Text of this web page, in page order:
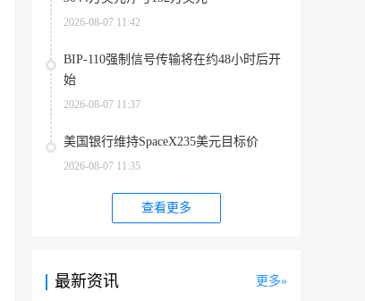
2026-08-07 11:42
BIP-110强制信号传输将在约48小时后开
始
2026-08-07 11:37
美国银行维持SpaceX235美元目标价
2026-08-07 11:35
查看更多
最新资讯 更多